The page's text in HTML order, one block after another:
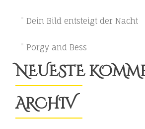
Dein Bild entsteigt der Nacht
Porgy and Bess
NEUESTE
ARCHIV